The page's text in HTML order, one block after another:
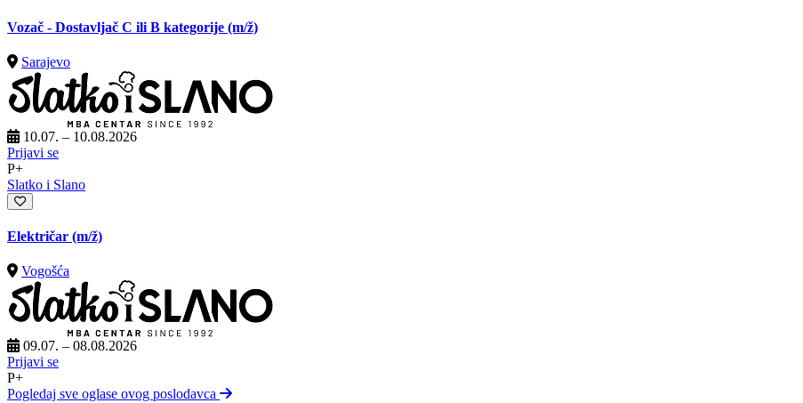
Vozač - Dostavljač C ili B kategorije (m/ž)
Sarajevo
10.07. – 10.08.2026
Prijavi se
P+
Slatko i Slano
Električar (m/ž)
Vogošća
09.07. – 08.08.2026
Prijavi se
P+
Pogledaj sve oglase ovog poslodavca